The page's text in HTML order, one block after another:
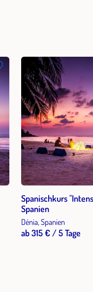
Spanischkurs
Spanien
Dénia, Spanien
ab 315 € / 5 Tage